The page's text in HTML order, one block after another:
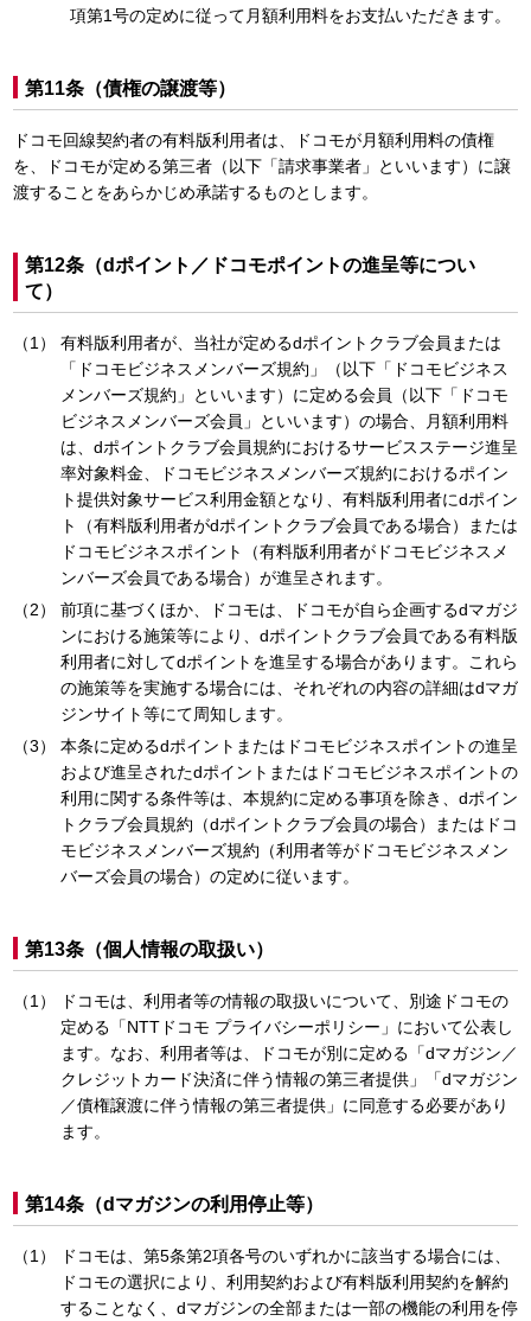
項第1号の定めに従って月額利用料をお支払いただきます。
第11条（債権の譲渡等）
ドコモ回線契約者の有料版利用者は、ドコモが月額利用料の債権
を、ドコモが定める第三者（以下「請求事業者」といいます）に譲
渡することをあらかじめ承諾するものとします。
第12条（dポイント／ドコモポイントの進呈等につい
て）
有料版利用者が、当社が定めるdポイントクラブ会員または
「ドコモビジネスメンバーズ規約」（以下「ドコモビジネス
メンバーズ規約」といいます）に定める会員（以下「ドコモ
ビジネスメンバーズ会員」といいます）の場合、月額利用料
は、dポイントクラブ会員規約におけるサービスステージ進呈
率対象料金、ドコモビジネスメンバーズ規約におけるポイン
ト提供対象サービス利用金額となり、有料版利用者にdポイン
ト（有料版利用者がdポイントクラブ会員である場合）または
ドコモビジネスポイント（有料版利用者がドコモビジネスメ
ンバーズ会員である場合）が進呈されます。
前項に基づくほか、ドコモは、ドコモが自ら企画するdマガジ
ンにおける施策等により、dポイントクラブ会員である有料版
利用者に対してdポイントを進呈する場合があります。これら
の施策等を実施する場合には、それぞれの内容の詳細はdマガ
ジンサイト等にて周知します。
本条に定めるdポイントまたはドコモビジネスポイントの進呈
および進呈されたdポイントまたはドコモビジネスポイントの
利用に関する条件等は、本規約に定める事項を除き、dポイン
トクラブ会員規約（dポイントクラブ会員の場合）またはドコ
モビジネスメンバーズ規約（利用者等がドコモビジネスメン
バーズ会員の場合）の定めに従います。
第13条（個人情報の取扱い）
ドコモは、利用者等の情報の取扱いについて、別途ドコモの
定める「NTTドコモ プライバシーポリシー」において公表し
ます。なお、利用者等は、ドコモが別に定める「dマガジン／
クレジットカード決済に伴う情報の第三者提供」「dマガジン
／債権譲渡に伴う情報の第三者提供」に同意する必要があり
ます。
第14条（dマガジンの利用停止等）
ドコモは、第5条第2項各号のいずれかに該当する場合には、
ドコモの選択により、利用契約および有料版利用契約を解約
することなく、dマガジンの全部または一部の機能の利用を停